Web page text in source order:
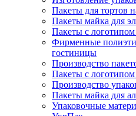
Пакеты для тортов
Пакеты майка для
Пакеты с
Фирменные
гостиницы
Производство
Пакеты с
Производство
Пакеты майка для
Упаковочные